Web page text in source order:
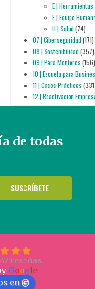
E | Herramientas
F | Equipo
H | Salud(74)
07 | Ciberseguridad(171)
08 | Sostenibilidad(357)
09 | Para Mentores (156)
10 | Escuela para
11 | Casos Prácticos (331)
12 | Reactivación
de todas
reseñas.
Google
en